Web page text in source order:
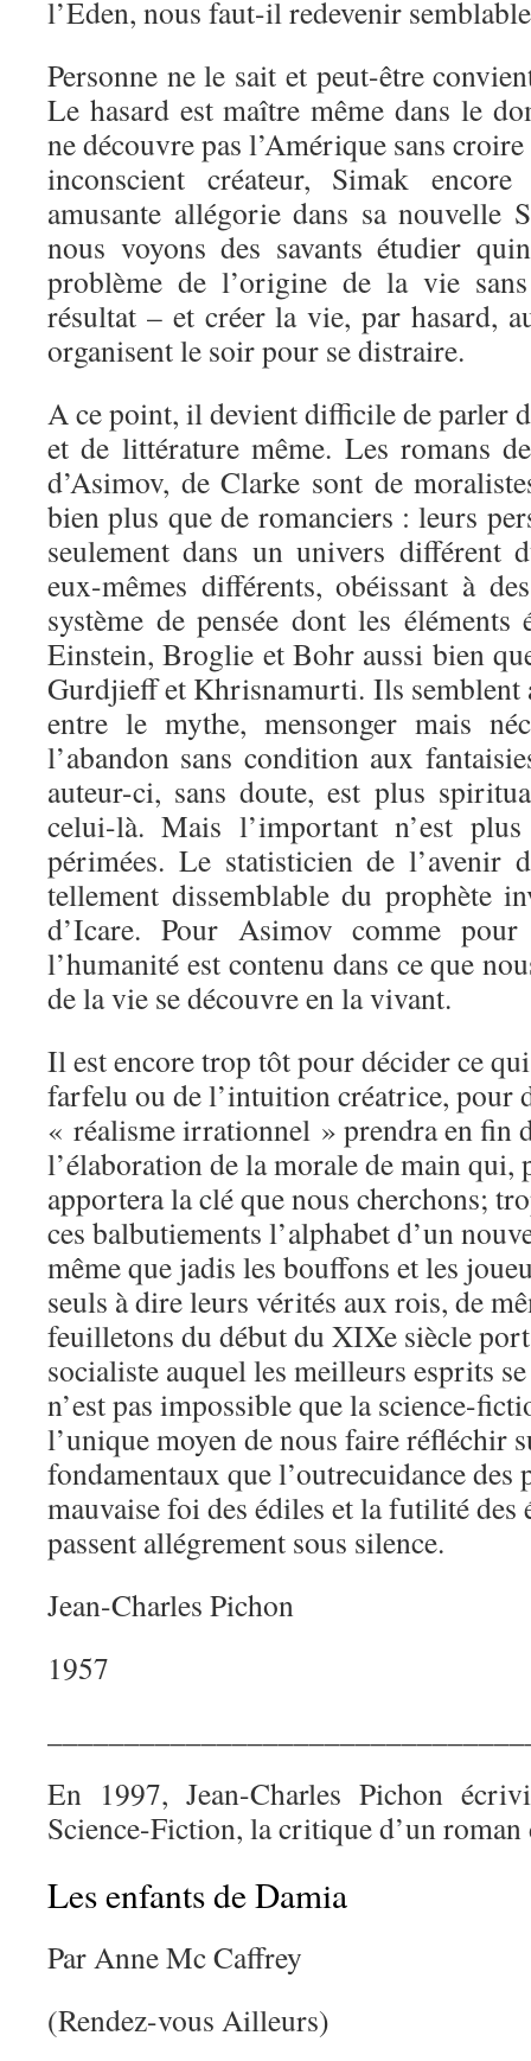
l’Eden, nous faut-il redevenir
Personne ne le sait et peut-être
Le hasard est maître même dans le
ne découvre pas l’Amérique sans
inconscient créateur, Simak
amusante allégorie dans sa nouvelle
nous voyons des savants étudier
problème de l’origine de la vie
résultat – et créer la vie, par hasard,
organisent le soir pour se distraire.
A ce point, il devient difficile de parler
et de littérature même. Les romans
d’Asimov, de Clarke sont de
bien plus que de romanciers : leurs
seulement dans un univers différent
eux-mêmes différents, obéissant à
système de pensée dont les éléments
Einstein, Broglie et Bohr aussi bien
Gurdjieff et Khrisnamurti. Ils semblent
entre le mythe, mensonger mais
l’abandon sans condition aux
auteur-ci, sans doute, est plus
celui-là. Mais l’important n’est
périmées. Le statisticien de l’avenir
tellement dissemblable du prophète
d’Icare. Pour Asimov comme
l’humanité est contenu dans ce que
de la vie se découvre en la vivant.
Il est encore trop tôt pour décider ce
farfelu ou de l’intuition créatrice, pour
« réalisme irrationnel » prendra en fin
l’élaboration de la morale de main qui,
apportera la clé que nous cherchons;
ces balbutiements l’alphabet d’un
même que jadis les bouffons et les
seuls à dire leurs vérités aux rois, de
feuilletons du début du XIXe siècle
socialiste auquel les meilleurs esprits
n’est pas impossible que la science-
l’unique moyen de nous faire réfléchir
fondamentaux que l’outrecuidance des
mauvaise foi des édiles et la futilité
passent allégrement sous silence.
Jean-Charles Pichon
1957
En 1997, Jean-Charles Pichon
Science-Fiction, la critique d’un roman
Les enfants de Damia
Par Anne Mc Caffrey
(Rendez-vous Ailleurs)